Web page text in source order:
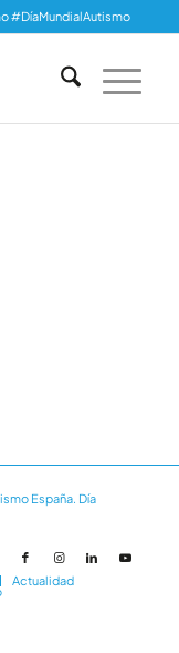
#DíaMundialAutismo
España. Día
Actualidad